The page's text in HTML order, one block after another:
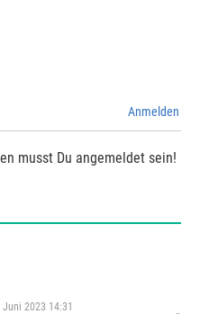
Anmelden
musst Du angemeldet sein!
Juni 2023 14:31